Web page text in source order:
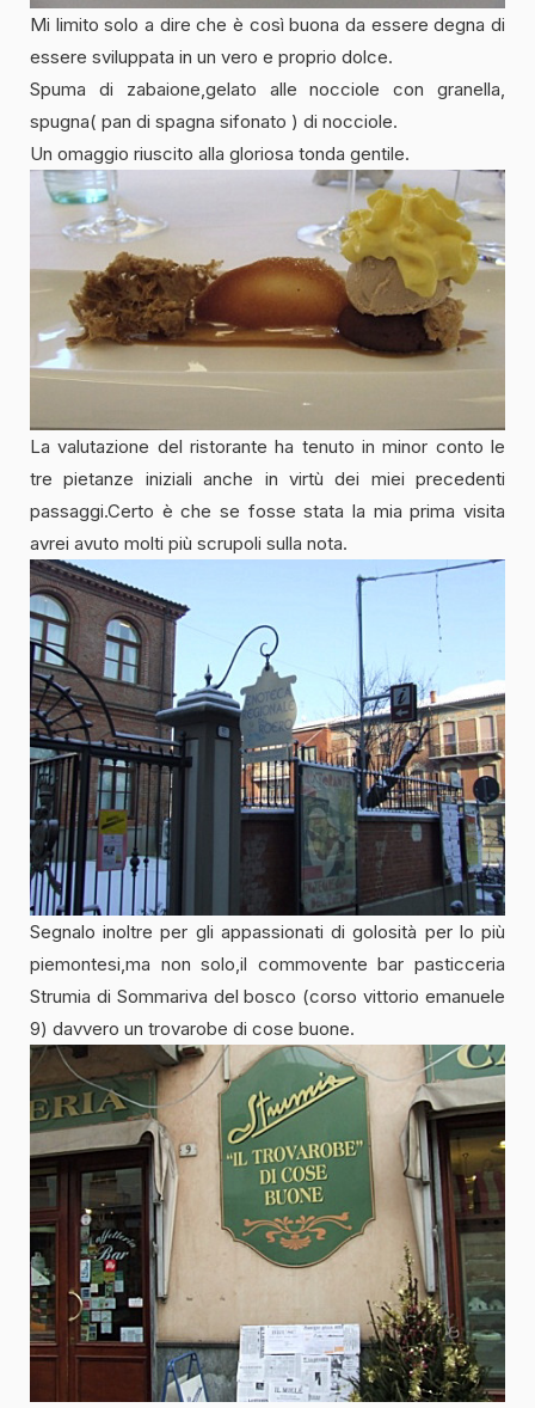
Mi limito solo a dire che è così buona da essere degna di
essere sviluppata in un vero e proprio dolce.
Spuma di zabaione,gelato alle nocciole con granella,
spugna( pan di spagna sifonato ) di nocciole.
Un omaggio riuscito alla gloriosa tonda gentile.
La valutazione del ristorante ha tenuto in minor conto le
tre pietanze iniziali anche in virtù dei miei precedenti
passaggi.Certo è che se fosse stata la mia prima visita
avrei avuto molti più scrupoli sulla nota.
Segnalo inoltre per gli appassionati di golosità per lo più
piemontesi,ma non solo,il commovente bar pasticceria
Strumia di Sommariva del bosco (corso vittorio emanuele
9) davvero un trovarobe di cose buone.